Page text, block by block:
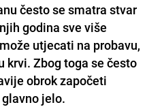
često se smatra stvar
godina sve više
utjecati na probavu,
krvi. Zbog toga se često
obrok započeti
jelo.